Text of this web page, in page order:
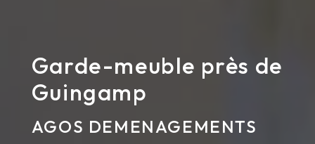
Garde-meuble près de
Guingamp
AGOS DEMENAGEMENTS